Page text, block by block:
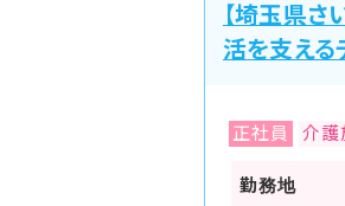
【埼玉県
活を支える
正社員 介護
勤務地